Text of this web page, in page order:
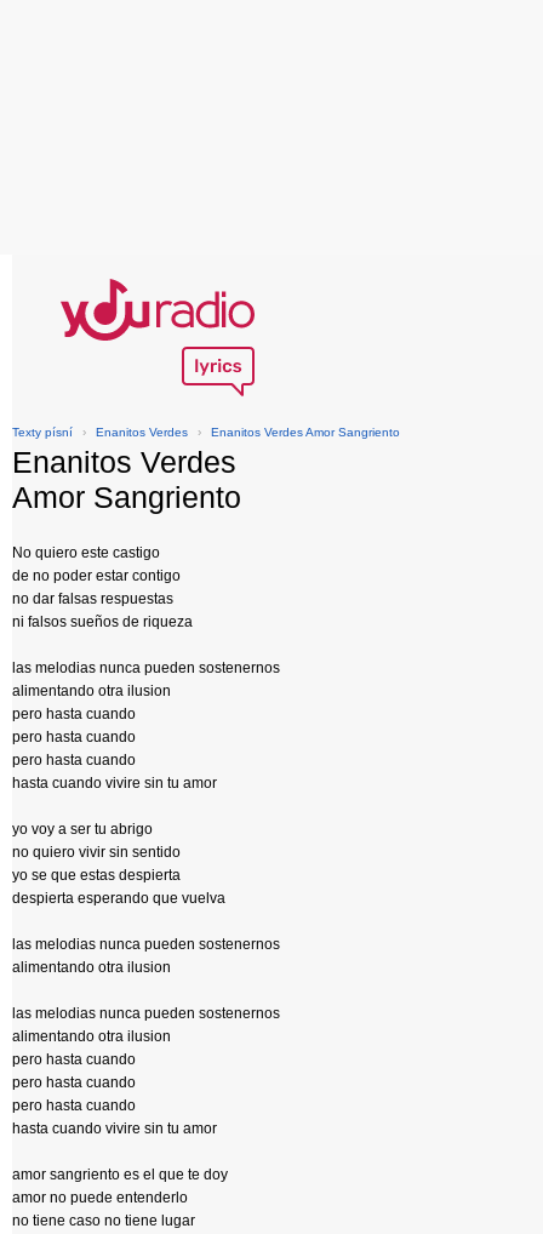
Texty písní › Enanitos Verdes › Enanitos Verdes Amor Sangriento
Enanitos Verdes
Amor Sangriento
No quiero este castigo
de no poder estar contigo
no dar falsas respuestas
ni falsos sueños de riqueza
las melodias nunca pueden sostenernos
alimentando otra ilusion
pero hasta cuando
pero hasta cuando
pero hasta cuando
hasta cuando vivire sin tu amor
yo voy a ser tu abrigo
no quiero vivir sin sentido
yo se que estas despierta
despierta esperando que vuelva
las melodias nunca pueden sostenernos
alimentando otra ilusion
las melodias nunca pueden sostenernos
alimentando otra ilusion
pero hasta cuando
pero hasta cuando
pero hasta cuando
hasta cuando vivire sin tu amor
amor sangriento es el que te doy
amor no puede entenderlo
no tiene caso no tiene lugar